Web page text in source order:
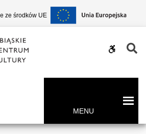
ze środków UE
WCAG
MENU